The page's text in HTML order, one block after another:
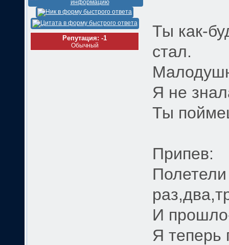
Репутация: -1
Обычный
Ты как-
стал.
Я не
Ты
Припев:
И
Я теперь